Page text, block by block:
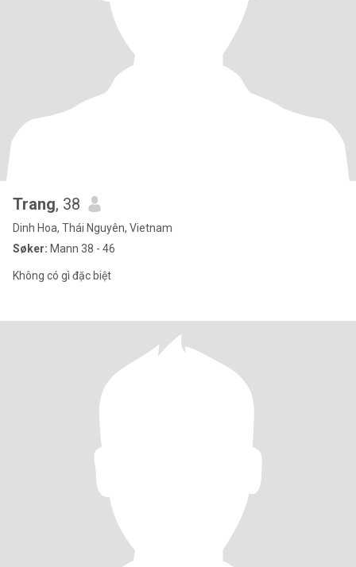
Trang, 38
Dinh Hoa, Thái Nguyên, Vietnam
Søker: Mann 38 - 46
Không có gì đặc biệt